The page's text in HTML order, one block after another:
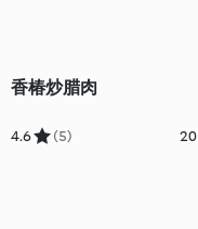
香椿炒腊肉
4.6 (5)